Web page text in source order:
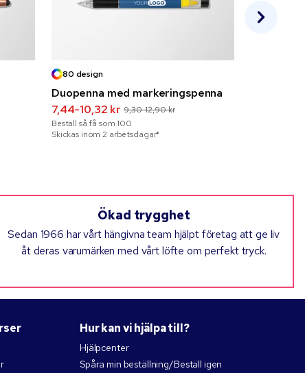
80 design
Duopenna med markeringspenna
7,44-10,32 kr 9,30-12,90 kr
Beställ så få som 100
Skickas inom 2 arbetsdagar*
Ökad trygghet
Sedan 1966 har vårt hängivna team hjälpt företag att ge liv
åt deras varumärken med vårt löfte om perfekt tryck.
Hur kan vi hjälpa till?
Hjälpcenter
Spåra min beställning/Beställ igen